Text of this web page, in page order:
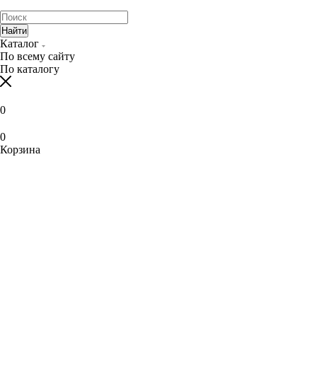
Найти
Каталог
По всему сайту
По каталогу
0
0
Корзина